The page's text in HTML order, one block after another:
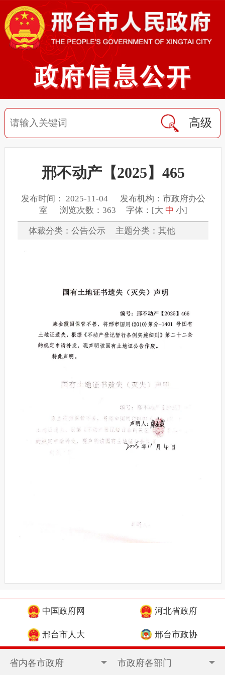
高级
邢不动产【2025】465
发布时间： 2025-11-04 发布机构：市政府办公
室 浏览次数：363 字体：[大 中 小]
体裁分类：公告公示 主题分类：其他
中国政府网 河北省政府
邢台市人大 邢台市政协
省内各市政府 市政府各部门